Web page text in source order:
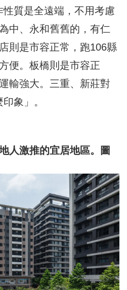
質是全遠端，不用考慮
中、永和舊舊的，有仁
則是市容正常，跑106縣
便。板橋則是市容正
輸強大。三重、新莊對
象」。
人激推的宜居地區。圖